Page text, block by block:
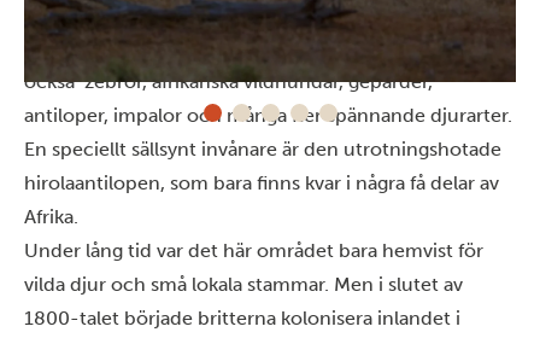
djurarter. Här kan du uppleva the Big Five: Lejon,
bufflar, leoparder, noshörningar och elefanter. Men
också zebror, afrikanska vildhundar, geparder,
antiloper, impalor och många fler spännande djurarter.
En speciellt sällsynt invånare är den utrotningshotade
hirolaantilopen, som bara finns kvar i några få delar av
Afrika.
Under lång tid var det här området bara hemvist för
vilda djur och små lokala stammar. Men i slutet av
1800-talet började britterna kolonisera inlandet i